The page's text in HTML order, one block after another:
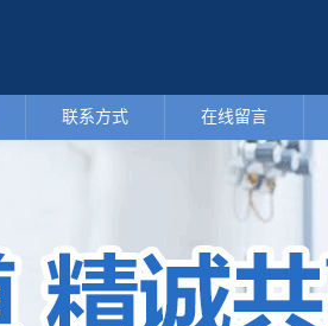
联系方式 在线留言